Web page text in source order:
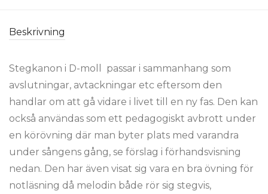
Beskrivning
Stegkanon i D-moll passar i sammanhang som
avslutningar, avtackningar etc eftersom den
handlar om att gå vidare i livet till en ny fas. Den kan
också användas som ett pedagogiskt avbrott under
en körövning där man byter plats med varandra
under sångens gång, se förslag i förhandsvisning
nedan. Den har även visat sig vara en bra övning för
notläsning då melodin både rör sig stegvis,